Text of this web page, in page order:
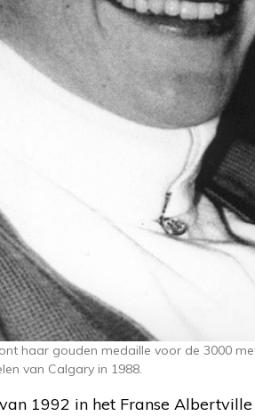
haar gouden medaille voor de 3000
van Calgary in 1988.
1992 in het Franse